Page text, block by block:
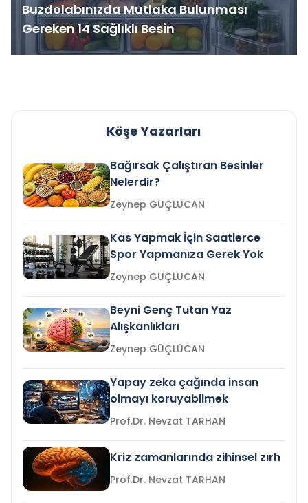
Buzdolabınızda Mutlaka Bulunması
Gereken 14 Sağlıklı Besin
Köşe Yazarları
Bağırsak Çalıştıran Besinler
Nelerdir?
Zeynep GÜÇLÜCAN
Kas Yapmak İçin Saatlerce
Spor Yapmanıza Gerek Yok
Zeynep GÜÇLÜCAN
Beyni Genç Tutan Yaz
Alışkanlıkları
Zeynep GÜÇLÜCAN
Yapay zeka çağında insan
olmayı koruyabilmek
Prof.Dr. Nevzat TARHAN
Kriz zamanlarında zihinsel zırh
Prof.Dr. Nevzat TARHAN